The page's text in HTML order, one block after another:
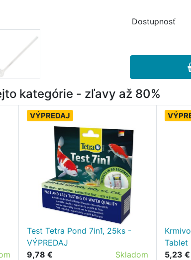
Dostupnosť
kategórie - zľavy až 80%
VÝPREDAJ
Test Tetra Pond 7in1, 25ks -
VÝPREDAJ
9,78 €
Skladom
Tablet
5,23 €